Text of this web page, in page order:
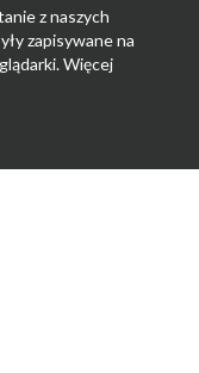
z naszych
zapisywane na
Więcej